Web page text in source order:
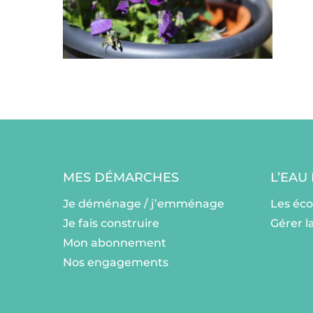
MES DÉMARCHES
Je déménage / j’emménage
Je fais construire
Mon abonnement
Nos engagements
Les
Gérer